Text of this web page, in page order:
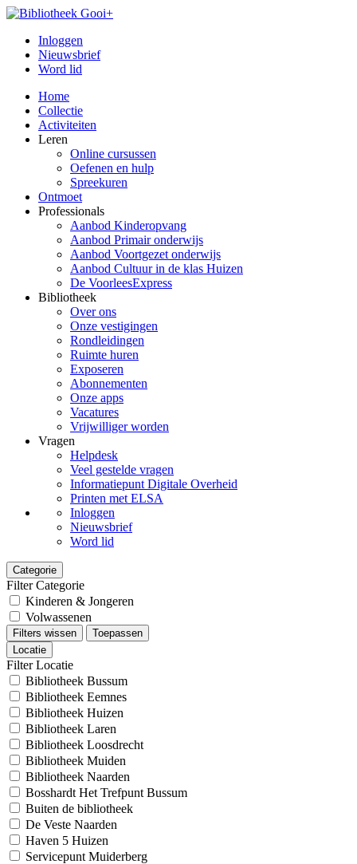
Inloggen
Nieuwsbrief
Word lid
Home
Collectie
Activiteiten
Leren
Online cursussen
Oefenen en hulp
Spreekuren
Ontmoet
Professionals
Aanbod Kinderopvang
Aanbod Primair onderwijs
Aanbod Voortgezet onderwijs
Aanbod Cultuur in de klas Huizen
De VoorleesExpress
Bibliotheek
Over ons
Onze vestigingen
Rondleidingen
Ruimte huren
Exposeren
Abonnementen
Onze apps
Vacatures
Vrijwilliger worden
Vragen
Helpdesk
Veel gestelde vragen
Informatiepunt Digitale Overheid
Printen met ELSA
Inloggen
Nieuwsbrief
Word lid
Categorie
Filter Categorie
Kinderen & Jongeren
Volwassenen
Filters wissen
Toepassen
Locatie
Filter Locatie
Bibliotheek Bussum
Bibliotheek Eemnes
Bibliotheek Huizen
Bibliotheek Laren
Bibliotheek Loosdrecht
Bibliotheek Muiden
Bibliotheek Naarden
Bosshardt Het Trefpunt Bussum
Buiten de bibliotheek
De Veste Naarden
Haven 5 Huizen
Servicepunt Muiderberg